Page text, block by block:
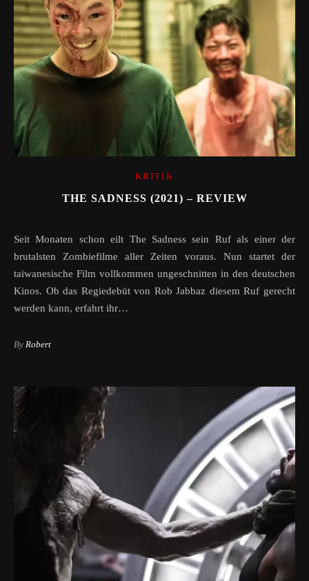
KRITIK
THE SADNESS (2021) – REVIEW
Seit Monaten schon eilt The Sadness sein Ruf als einer der
brutalsten Zombiefilme aller Zeiten voraus. Nun startet der
taiwanesische Film vollkommen ungeschnitten in den deutschen
Kinos. Ob das Regiedebüt von Rob Jabbaz diesem Ruf gerecht
werden kann, erfahrt ihr…
By Robert